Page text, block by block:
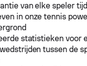
van elke speler
in onze tennis
statistieken voor
tussen de